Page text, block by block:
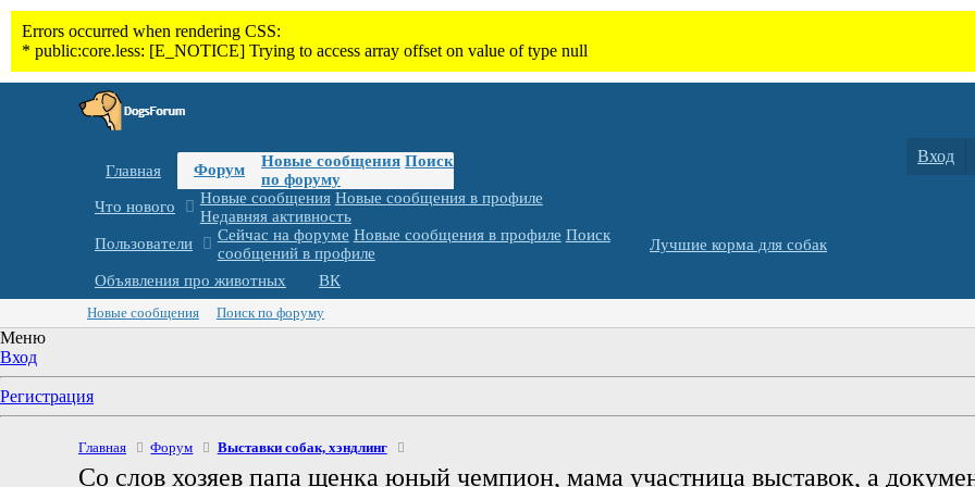
Главная Форум Новые сообщения Поиск
по форуму
Что нового
Новые сообщения Новые сообщения в профиле
Недавняя активность
Пользователи
Сейчас на форуме Новые сообщения в профиле Поиск
сообщений в профиле
Лучшие корма для собак
Объявления про животных ВК
Вход
Новые сообщения Поиск по форуму
Меню
Вход
Регистрация
Главная Форум Выставки собак, хэндлинг
Со слов хозяев папа щенка юный чемпион, мама участница выставок, а